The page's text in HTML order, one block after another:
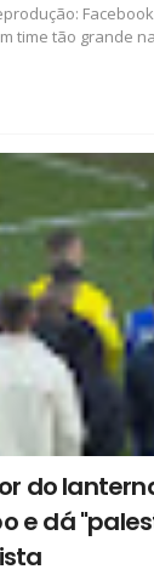
time tão grande
do
e dá